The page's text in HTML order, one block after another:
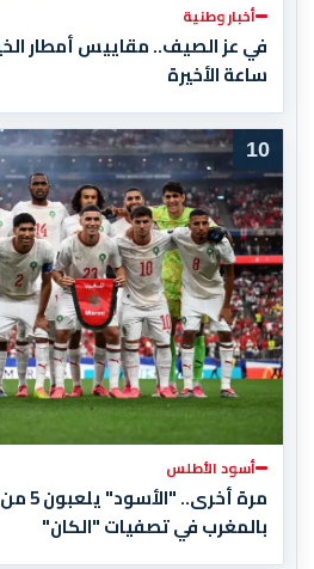
أخبار وطنية
ساعة الأخيرة
10
أسود الأطلس
بالمغرب في تصفيات "الكان"